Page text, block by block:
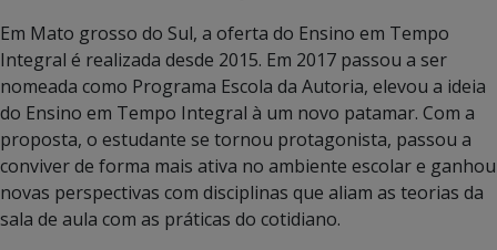
Em Mato grosso do Sul, a oferta do Ensino em Tempo
Integral é realizada desde 2015. Em 2017 passou a ser
nomeada como Programa Escola da Autoria, elevou a ideia
do Ensino em Tempo Integral à um novo patamar. Com a
proposta, o estudante se tornou protagonista, passou a
conviver de forma mais ativa no ambiente escolar e ganhou
novas perspectivas com disciplinas que aliam as teorias da
sala de aula com as práticas do cotidiano.